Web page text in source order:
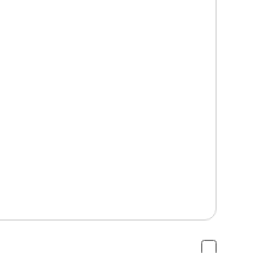
کپسول فارماژلیتان معمولاً